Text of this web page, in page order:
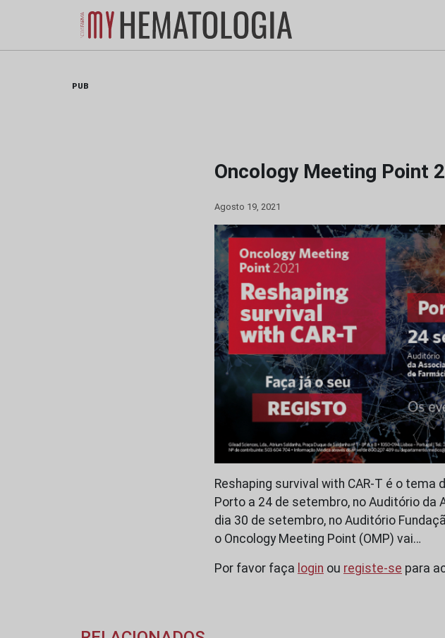
Skip
PUB
Oncology Meeting Point
Agosto 19, 2021
Reshaping survival with CAR-T é o
Porto a 24 de setembro, no Auditório da
dia 30 de setembro, no Auditório
o Oncology Meeting Point (OMP) vai…
Por favor faça login ou registe-se para